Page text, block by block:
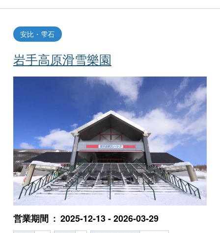
岩手高原滑雪樂園
安比・雫石
営業期間 2025-12-13 - 2026-03-29